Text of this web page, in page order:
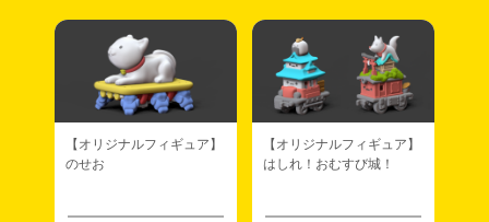
【オリジナルフィギュア】
のせお
【オリジナルフィギュア】
はしれ！おむすび城！